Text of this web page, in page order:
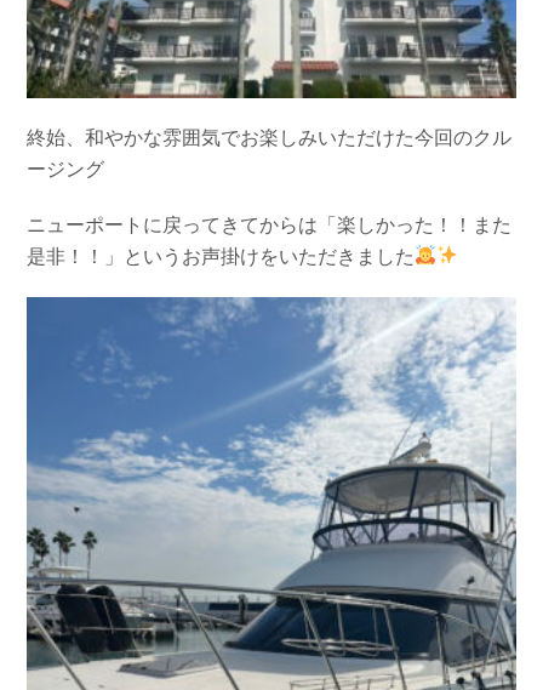
終始、和やかな雰囲気でお楽しみいただけた今回のクル
ージング
ニューポートに戻ってきてからは「楽しかった！！また
是非！！」というお声掛けをいただきました